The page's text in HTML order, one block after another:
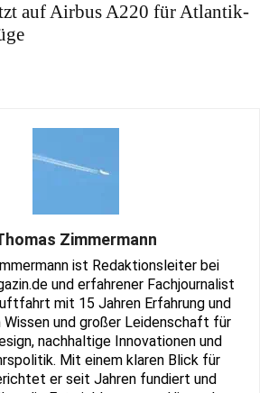
auf Airbus A220 für Atlantik-
Zimmermann
ist Redaktionsleiter bei
und erfahrener Fachjournalist
mit 15 Jahren Erfahrung und
und großer Leidenschaft für
nachhaltige Innovationen und
Mit einem klaren Blick für
er seit Jahren fundiert und